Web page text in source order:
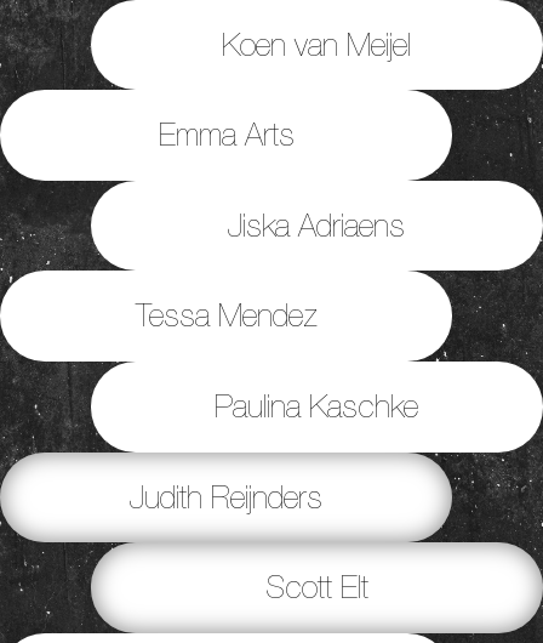
Koen van Meijel
Emma Arts
Jiska Adriaens
Tessa Mendez
Paulina Kaschke
Judith Reijnders
Scott Elt